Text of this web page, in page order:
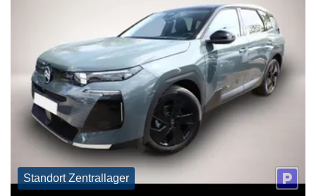
Standort Zentrallager